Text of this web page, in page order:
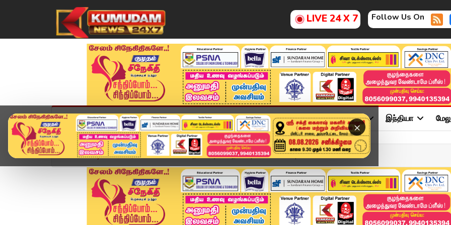
LIVE 24 X 7 Follow Us On
×
முகப்பு விளையாட்டு அண்மை தமிழ்நாடு சினிமா அரசியல் விளையாட்டு இந்தியா
Home வீடியோ ஸ்டோரி காலை 8 மணி தலைப்பு செய்திகள் | 16-05-2026 | 08 ...